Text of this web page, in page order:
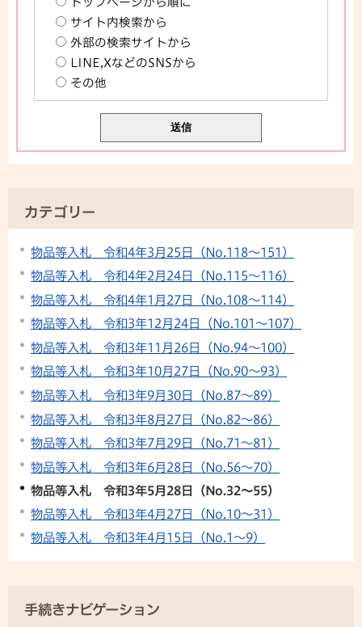
サイト内検索から
外部の検索サイトから
LINE,XなどのSNSから
その他
カテゴリー
物品等入札 令和4年3月25日（No.118～151）
物品等入札 令和4年2月24日（No.115～116）
物品等入札 令和4年1月27日（No.108～114）
物品等入札 令和3年12月24日（No.101～107）
物品等入札 令和3年11月26日（No.94～100）
物品等入札 令和3年10月27日（No.90～93）
物品等入札 令和3年9月30日（No.87～89）
物品等入札 令和3年8月27日（No.82～86）
物品等入札 令和3年7月29日（No.71～81）
物品等入札 令和3年6月28日（No.56～70）
物品等入札 令和3年5月28日（No.32～55）
物品等入札 令和3年4月27日（No.10～31）
物品等入札 令和3年4月15日（No.1～9）
手続きナビゲーション